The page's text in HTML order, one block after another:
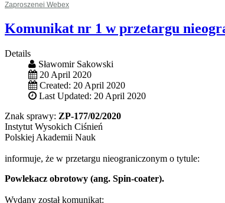
Zaproszenei Webex
Komunikat nr 1 w przetargu
Details
Sławomir Sakowski
20 April 2020
Created: 20 April 2020
Last Updated: 20 April 2020
Znak sprawy: ZP-177/02/2020
Instytut Wysokich Ciśnień
Polskiej Akademii Nauk
informuje, że w przetargu nieograniczonym o tytule:
Powlekacz obrotowy (ang. Spin-coater).
Wydany został komunikat: